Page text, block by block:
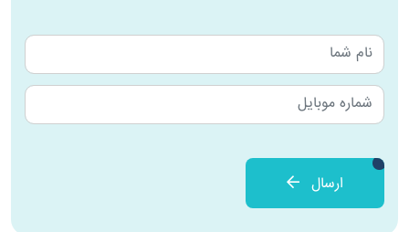
ارسال